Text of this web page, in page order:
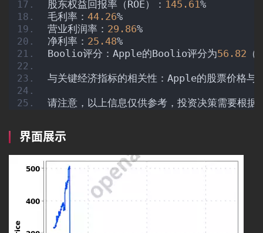
股东权益回报率（ROE）： 145.61%
毛利率： 44.26%
营业利润率： 29.86%
净利率： 25.48%
Boolio评分：Apple的Boolio评分为56.82 （
与关键经济指标的相关性：Apple的股票价格与
请注意，以上信息仅供参考，投资决策需要根
界面展示